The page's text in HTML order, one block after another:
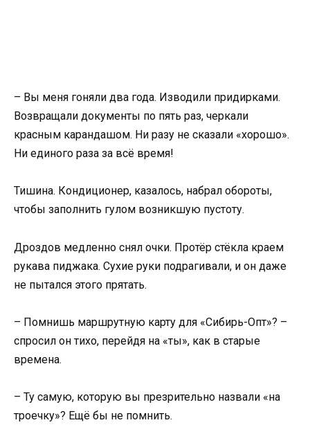
– Вы меня гоняли два года. Изводили придирками.
Возвращали документы по пять раз, черкали
красным карандашом. Ни разу не сказали «хорошо».
Ни единого раза за всё время!
Тишина. Кондиционер, казалось, набрал обороты,
чтобы заполнить гулом возникшую пустоту.
Дроздов медленно снял очки. Протёр стёкла краем
рукава пиджака. Сухие руки подрагивали, и он даже
не пытался этого прятать.
– Помнишь маршрутную карту для «Сибирь-Опт»? –
спросил он тихо, перейдя на «ты», как в старые
времена.
– Ту самую, которую вы презрительно назвали «на
троечку»? Ещё бы не помнить.